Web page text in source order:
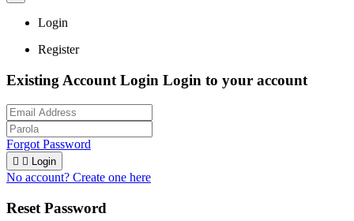
Login
Register
Existing Account Login Login to your account
Forgot Password
  Login
No account? Create one here
Reset Password